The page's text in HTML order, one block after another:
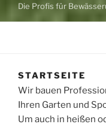
Die Profis für
STARTSEITE
Wir bauen
Ihren Garten und
Um auch in heißen